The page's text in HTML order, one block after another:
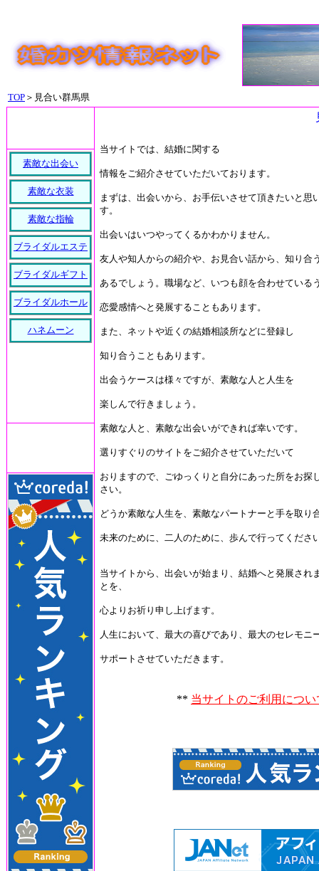
TOP ＞見合い群馬県
当サイトでは、結婚に関する
情報をご紹介させていただいております。
まずは、出会いから、お手伝いさせて頂きたいと思
す。
出会いはいつやってくるかわかりません。
友人や知人からの紹介や、お見合い話から、知り合
あるでしょう。職場など、いつも顔を合わせている
恋愛感情へと発展することもあります。
また、ネットや近くの結婚相談所などに登録し
知り合うこともあります。
出会うケースは様々ですが、素敵な人と人生を
楽しんで行きましょう。
素敵な人と、素敵な出会いができれば幸いです。
選りすぐりのサイトをご紹介させていただいて
おりますので、ごゆっくりと自分にあった所をお探
さい。
どうか素敵な人生を、素敵なパートナーと手を取り
未来のために、二人のために、歩んで行ってくださ
当サイトから、出会いが始まり、結婚へと発展され
とを、
心よりお祈り申し上げます。
人生において、最大の喜びであり、最大のセレモニ
サポートさせていただきます。
** 当サイトのご利用につ
素敵な出会い
素敵な衣装
素敵な指輪
ブライダルエステ
ブライダルギフト
ブライダルホール
ハネムーン